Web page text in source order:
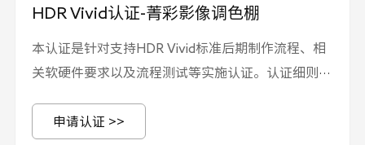
HDR Vivid认证-菁彩影像调色棚
本认证是针对支持HDR Vivid标准后期制作流程、相
关软硬件要求以及流程测试等实施认证。认证细则请
则-菁彩HDR调色棚》，技术要求请参照T/UWA
申请认证 >>